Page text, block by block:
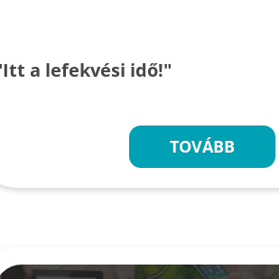
a lefekvési idő!"
TOVÁBB